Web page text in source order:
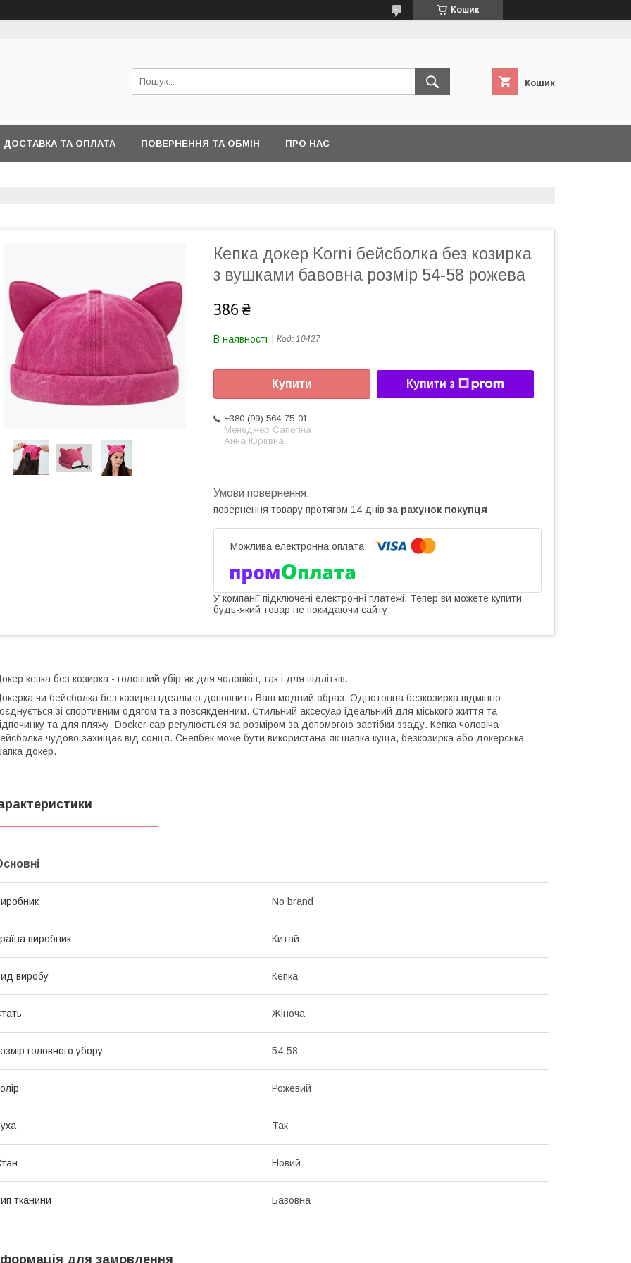
Кошик
Кошик
ДОСТАВКА ТА ОПЛАТА ПОВЕРНЕННЯ ТА ОБМІН ПРО НАС
Кепка докер Korni бейсболка без козирка
з вушками бавовна розмір 54-58 рожева
386 ₴
В наявності Код: 10427
Купити Купити з
+380 (99) 564-75-01
Менеджер Сапегіна
Анна Юріївна
повернення товару протягом 14 днів за рахунок покупця
У компанії підключені електронні платежі. Тепер ви можете купити
будь-який товар не покидаючи сайту.
кепка без козирка - головний убір як для чоловіків, так і для підлітків.
чи бейсболка без козирка ідеально доповнить Ваш модний образ. Однотонна безкозирка відмінно
зі спортивним одягом та з повсякденним. Стильний аксесуар ідеальний для міського життя та
та для пляжу. Docker cap регулюється за розміром за допомогою застібки ззаду. Кепка чоловіча
чудово захищає від сонця. Снепбек може бути використана як шапка куща, безкозирка або докерська
докер.
No brand
виробник Китай
виробу Кепка
Жіноча
головного убору 54-58
Рожевий
Так
Новий
тканини Бавовна
для замовлення